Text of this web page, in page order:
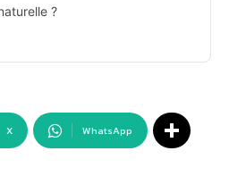
?
X WhatsApp